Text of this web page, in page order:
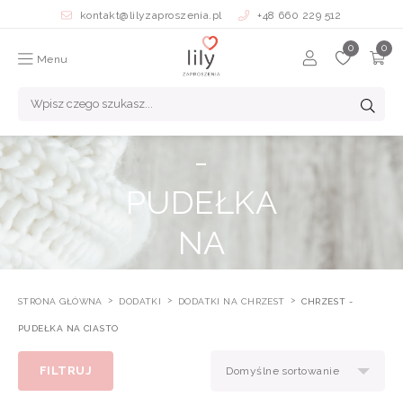
kontakt@lilyzaproszenia.pl +48 660 229 512
Menu
CHRZEST
-
PUDEŁKA
NA
CIASTO
STRONA GŁÓWNA DODATKI DODATKI NA CHRZEST CHRZEST -
PUDEŁKA NA CIASTO
FILTRUJ Domyślne sortowanie